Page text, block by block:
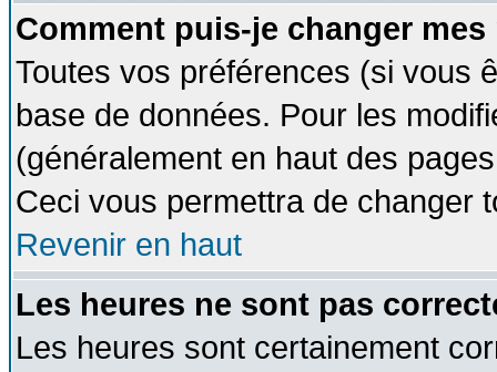
Comment puis-je changer mes
Toutes vos préférences (si vous
base de données. Pour les
(généralement en haut des
Ceci vous permettra de changer
Revenir en haut
Les heures ne sont pas
Les heures sont certainement